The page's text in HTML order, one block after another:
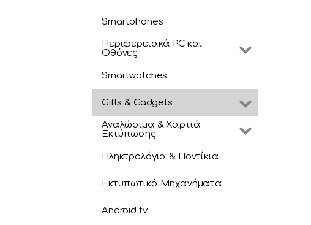
Smartphones
Περιφερειακά PC και
Οθόνες
Smartwatches
Gifts & Gadgets
Αναλώσιμα & Χαρτιά
Εκτύπωσης
Πληκτρολόγια & Ποντίκια
Εκτυπωτικά Μηχανήματα
Android tv